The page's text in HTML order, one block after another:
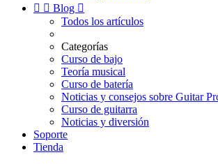
  Blog 
Todos los artículos
Categorías
Curso de bajo
Teoría musical
Curso de batería
Noticias y consejos sobre Guitar
Curso de guitarra
Noticias y diversión
Soporte
Tienda